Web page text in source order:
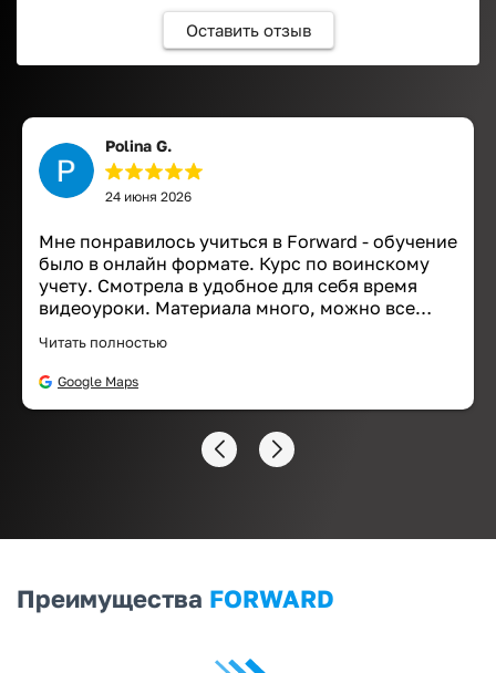
Оставить отзыв
Polina G.
24 июня 2026
Мне понравилось учиться в Forward - обучение
было в онлайн формате. Курс по воинскому
учету. Смотрела в удобное для себя время
видеоуроки. Материала много, можно все
презентацию в течении следующего года, если
нужно. Рекомендую!
Читать полностью
Google Maps
Преимущества FORWARD